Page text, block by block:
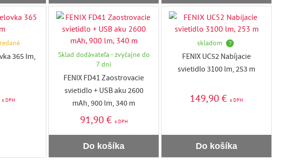
365 lm,
s DPH
Sklad dodávateľa - zvyčajne do
7 dní
FENIX FD41 Zaostrovacie
svietidlo + USB aku 2600
mAh, 900 lm, 340 m
91,90 € s DPH
Do košíka
skladom ?
FENIX UC52 Nabíjacie
svietidlo 3100 lm, 253 m
149,90 € s DPH
Do košíka